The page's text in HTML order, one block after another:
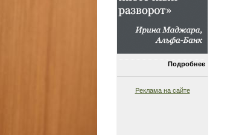
Подробнее
Реклама на сайте